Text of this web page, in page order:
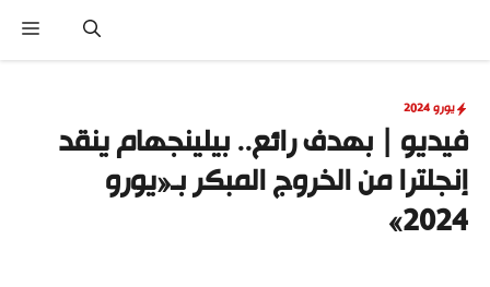
المحتوى
يورو 2024
فيديو | بهدف رائع.. بيلينجهام ينقد
إنجلترا من الخروج المبكر بـ«يورو
2024»